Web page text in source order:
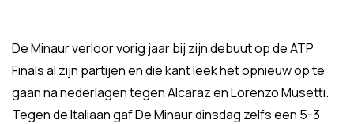
De Minaur verloor vorig jaar bij zijn debuut op de ATP
Finals al zijn partijen en die kant leek het opnieuw op te
gaan na nederlagen tegen Alcaraz en Lorenzo Musetti.
Tegen de Italiaan gaf De Minaur dinsdag zelfs een 5-3